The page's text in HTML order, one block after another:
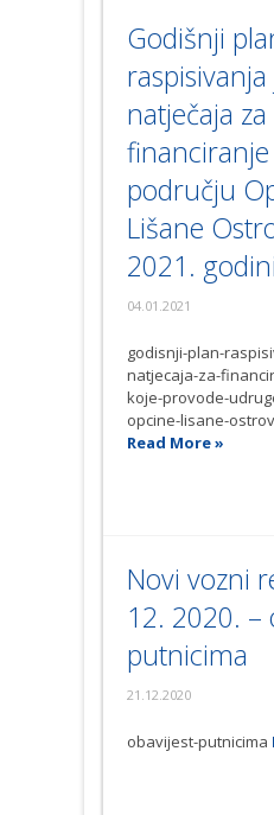
Godišnji
natječaja za
području
Lišane
2021. godini
04.01.2021
godisnji-plan-
natjecaja-za-
koje-provode-
opcine-lisane-
Read More »
Novi vozni
12. 2020. –
putnicima
21.12.2020
obavijest-putnicima